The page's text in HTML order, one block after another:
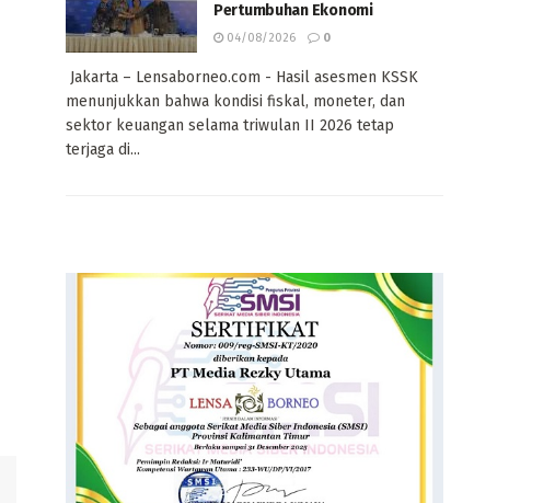
Pertumbuhan Ekonomi
04/08/2026 0
Jakarta – Lensaborneo.com - Hasil asesmen KSSK
menunjukkan bahwa kondisi fiskal, moneter, dan
sektor keuangan selama triwulan II 2026 tetap
terjaga di...